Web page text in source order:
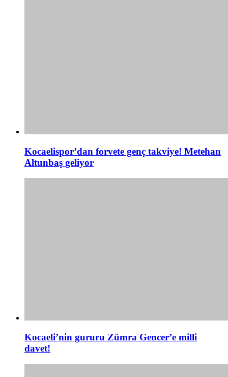
Kocaelispor’dan forvete genç takviye! Metehan
Altunbaş geliyor
Kocaeli’nin gururu Zümra Gencer’e milli
davet!